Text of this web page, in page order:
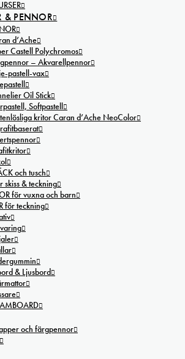
& PENNOR
d’Ache
Castell Polychromos
– Akvarellpennor
pastell-vax
Oil Stick
Softpastell
kritor Caran d’Ache NeoColor
och tusch
skiss & teckning
för vuxna och barn
för teckning
& Ljusbord
och färgpennor